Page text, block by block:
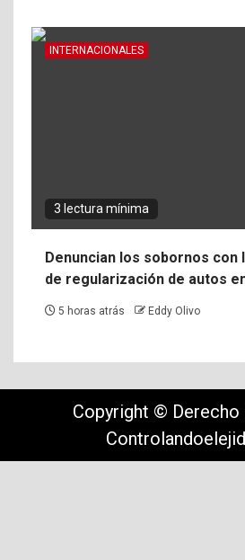
INTERNACIONALES
3 lectura mínima
Denuncian los sobornos con
de regularización de autos
5 horas atrás Eddy Olivo
Copyright © Derecho